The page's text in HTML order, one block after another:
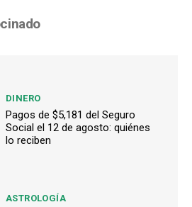
DINERO
Pagos de $5,181 del Seguro
Social el 12 de agosto: quiénes
lo reciben
ASTROLOGÍA